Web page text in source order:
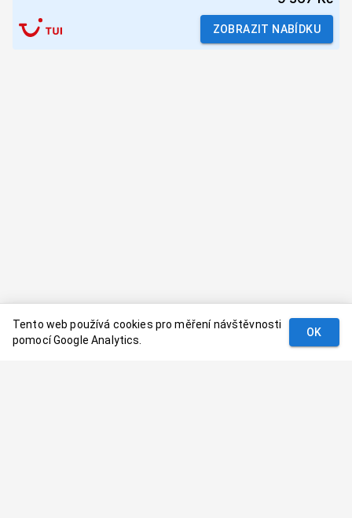
ZOBRAZIT NABÍDKU
Tento web používá cookies pro měření návštěvnosti
pomocí Google Analytics.
OK